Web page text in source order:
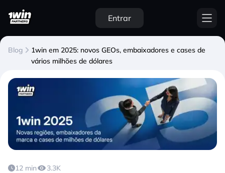
Entrar
Blog
1win em 2025: novos GEOs, embaixadores e cases de
vários milhões de dólares
12 min 3.3K